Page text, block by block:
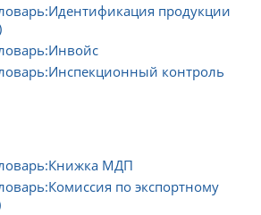
продукции
контроль
МДП
по экспортному